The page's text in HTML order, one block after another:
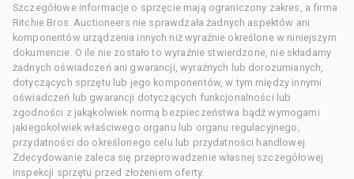
Szczegółowe informacje o sprzęcie mają ograniczony zakres, a firma
Ritchie Bros. Auctioneers nie sprawdzała żadnych aspektów ani
komponentów urządzenia innych niż wyraźnie określone w niniejszym
dokumencie. O ile nie zostało to wyraźnie stwierdzone, nie składamy
żadnych oświadczeń ani gwarancji, wyraźnych lub dorozumianych,
dotyczących sprzętu lub jego komponentów, w tym między innymi
oświadczeń lub gwarancji dotyczących funkcjonalności lub
zgodności z jakąkolwiek normą bezpieczeństwa bądź wymogami
jakiegokolwiek właściwego organu lub organu regulacyjnego,
przydatności do określonego celu lub przydatności handlowej.
Zdecydowanie zaleca się przeprowadzenie własnej szczegółowej
inspekcji sprzętu przed złożeniem oferty.